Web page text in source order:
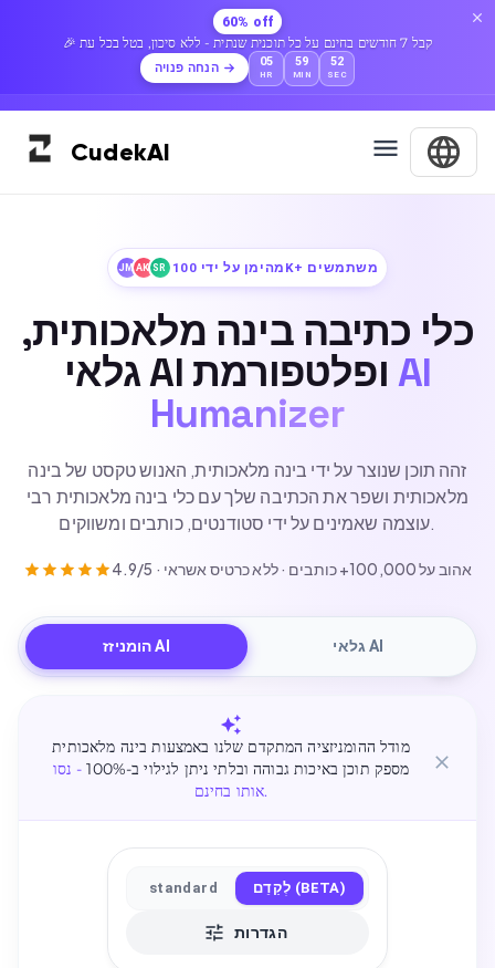
60% off
🎉 קבל 7 חודשים בחינם על כל תוכנית שנתית - ללא סיכון, בטל בכל עת
הנחה פנויה 05
HR
59
MIN
50
SEC
CudekAI
JMAKSR מהימן על ידי 100K+ משתמשים
כלי כתיבה בינה מלאכותית,
גלאי AI ופלטפורמת AI
Humanizer
זהה תוכן שנוצר על ידי בינה מלאכותית, האנוש טקסט של בינה
מלאכותית ושפר את הכתיבה שלך עם כלי בינה מלאכותית רבי
עוצמה שאמינים על ידי סטודנטים, כותבים ומשווקים.
4.9/5 · אהוב על 100,000+ כותבים · ללא כרטיס אשראי
הומניזז AI גלאי AI
מודל ההומניזציה המתקדם שלנו באמצעות בינה מלאכותית
מספק תוכן באיכות גבוהה ובלתי ניתן לגילוי ב-100%
- נסו
אותו בחינם.
standard לְקַדֵם (BETA)
הגדרות